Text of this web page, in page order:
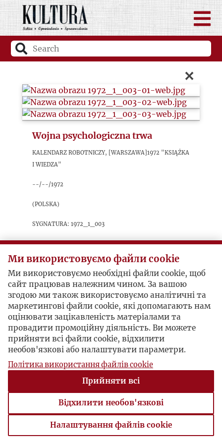
×
Wojna psychologiczna trwa
Kalendarz Robotniczy, [Warszawa]1972 "Książka
i Wiedza"
--/--/1972
(Polska)
sygnatura: 1972_1_003
Artykuł o wrogiej machinie nakierowanej na
"podważanie podstaw ustrojowych państw
socjalistycznych": wojnie psychologicznej,
ideologicznej dywersji, dezinformacji i
sowietologii – "pseudonauce służącej
określonym interesom klasowym burżuazji".
Ми використовуємо файли cookie
Ми використовуємо необхідні файли cookie, щоб
сайт працював належним чином. За вашою
згодою ми також використовуємо аналітичні та
маркетингові файли cookie, які допомагають нам
оцінювати зацікавленість матеріалами та
провадити промоційну діяльність. Ви можете
прийняти всі файли cookie, відхилити
необов'язкові або налаштувати параметри.
Політика використання файлів cookie
Прийняти всі
Відхилити необов'язкові
Налаштування файлів cookie
Налаштування файлів cookie